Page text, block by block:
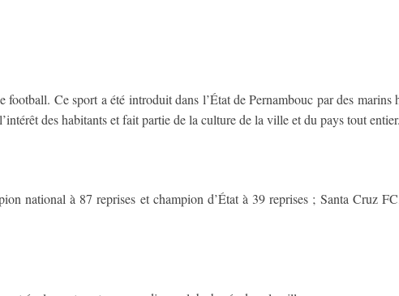
Ce sport a été introduit dans l’État de Pernambouc par des
des habitants et fait partie de la culture de la ville et du pays tout entier.
national à 87 reprises et champion d’État à 39 reprises ; Santa Cruz